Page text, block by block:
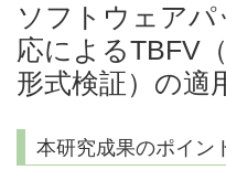
ソフトウェア
応によるTBFV
形式検証）の適
本研究成果のポイン